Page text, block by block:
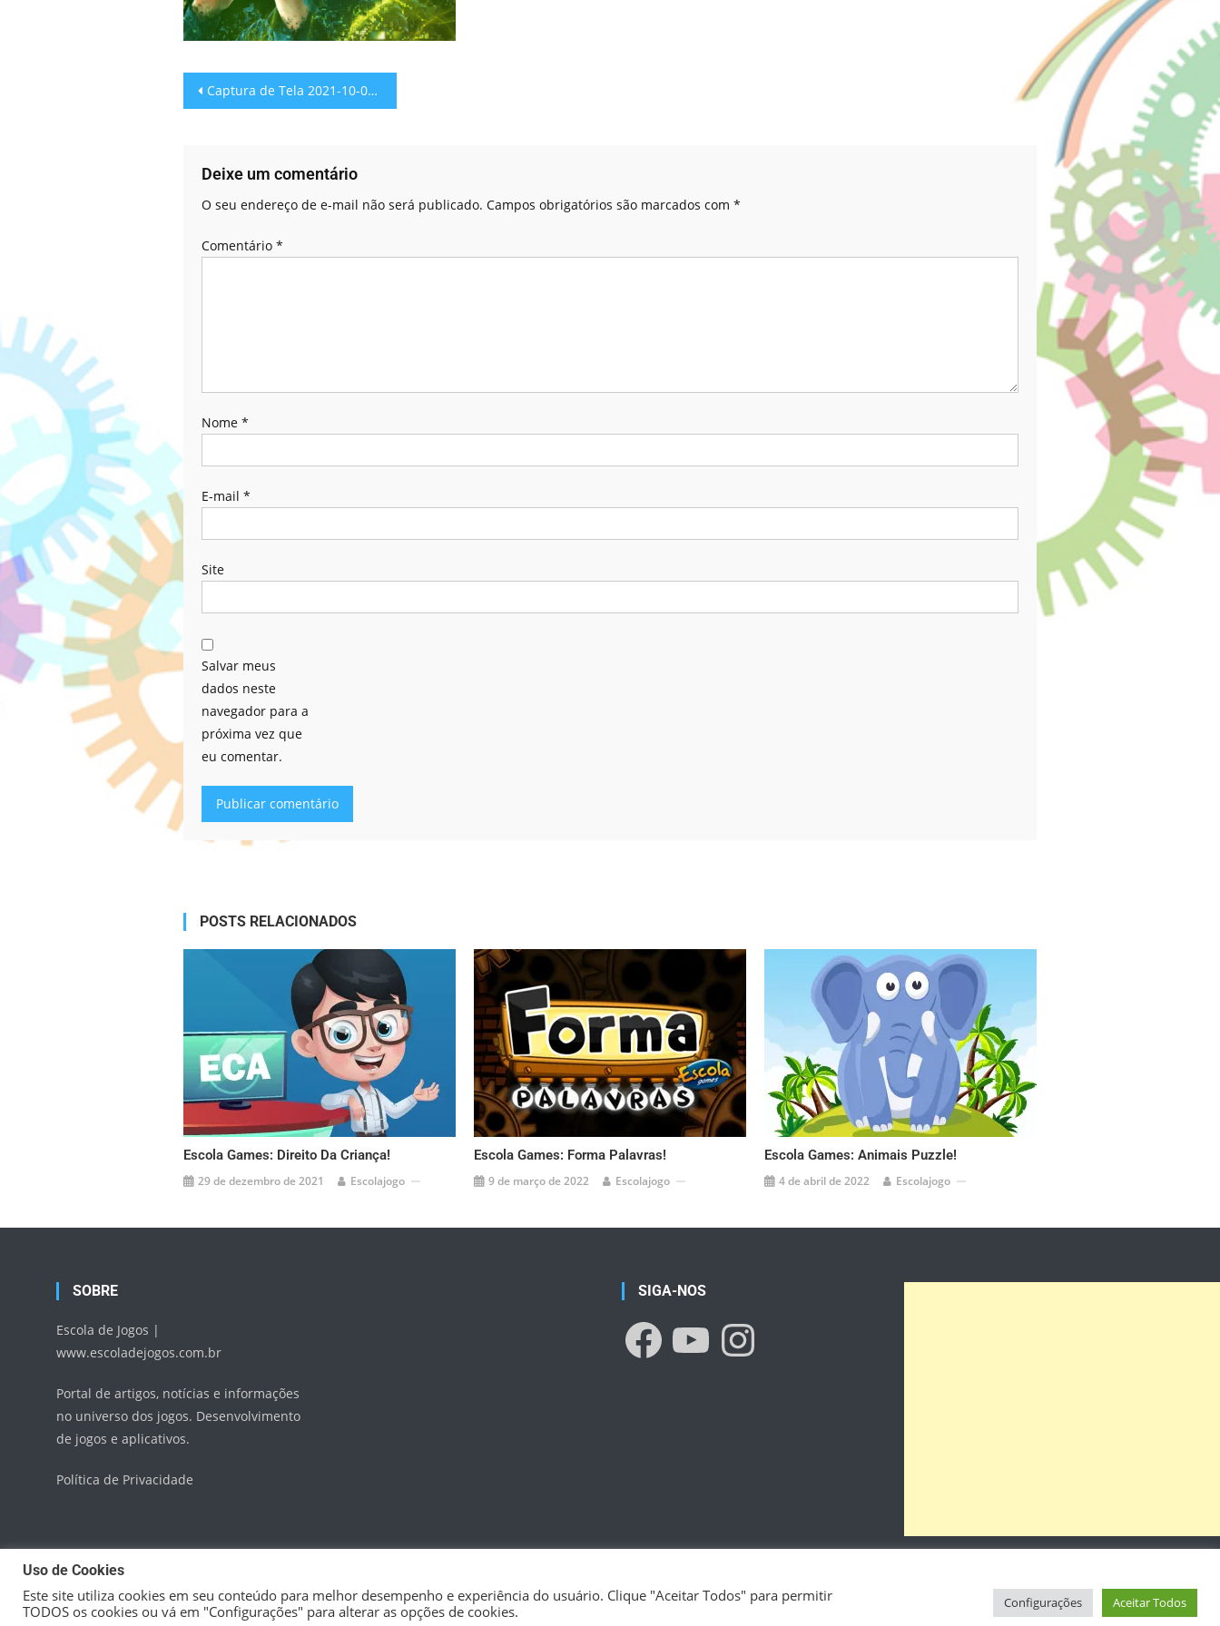
Captura de Tela 2021-10-01 às 10.34.56
Deixe um comentário
O seu endereço de e-mail não será publicado. Campos obrigatórios são marcados com *
Comentário *
Nome *
E-mail *
Site
Salvar meus
dados neste
navegador para a
próxima vez que
eu comentar.
POSTS RELACIONADOS
Escola Games: Direito Da Criança!
29 de dezembro de 2021 Escolajogo
Escola Games: Forma Palavras!
9 de março de 2022 Escolajogo
Escola Games: Animais Puzzle!
4 de abril de 2022 Escolajogo
SOBRE
Escola de Jogos |
www.escoladejogos.com.br
Portal de artigos, notícias e informações
no universo dos jogos. Desenvolvimento
de jogos e aplicativos.
Política de Privacidade
SIGA-NOS
Escola de Jogos|Theme: News Vibrant byCodeVibrant. Início Sobre Posts
Uso de Cookies
Este site utiliza cookies em seu conteúdo para melhor desempenho e experiência do usuário. Clique "Aceitar Todos" para permitir
TODOS os cookies ou vá em "Configurações" para alterar as opções de cookies.
Configurações Aceitar Todos